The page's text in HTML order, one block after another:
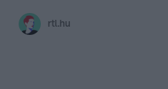
rtl.hu